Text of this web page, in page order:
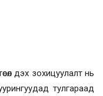
дэх зохицуулалт нь
тулгараад